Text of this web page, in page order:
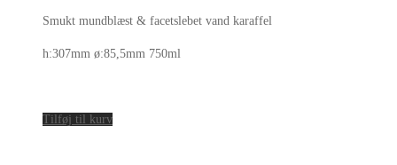
Smukt mundblæst & facetslebet vand karaffel
h:307mm ø:85,5mm 750ml
Tilføj til kurv